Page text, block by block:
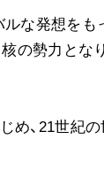
ルな発想をも
の勢力とな
め、21世紀